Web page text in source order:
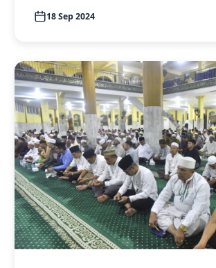
18 Sep 2024